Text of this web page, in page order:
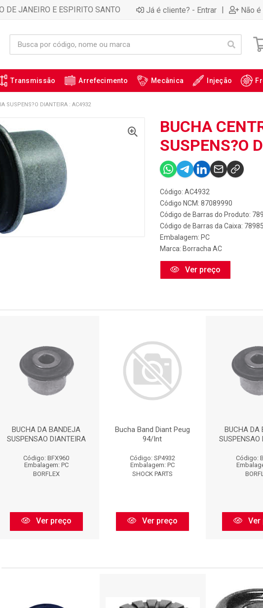
DE JANEIRO E ESPIRITO SANTO Já é cliente? - Entrar | Não
Transmissão Arrefecimento Mecânica Injeção
SUSPENS?O DIANTEIRA : AC4932
BUCHA
SUSPENS?O
Código: AC4932
Código NCM: 87089990
Código de Barras do Produto:
Código de Barras da Caixa:
Embalagem: PC
Marca: Borracha AC
Ver preço
BUCHA DA BANDEJA
SUSPENSAO DIANTEIRA
Código: BFX960
Embalagem: PC
BORFLEX
Ver preço
Bucha Band Diant Peug
94/Int
Código: SP4932
Embalagem: PC
SHOCK PARTS
Ver preço
BUCHA DA
SUSPENSAO
Código:
Ver